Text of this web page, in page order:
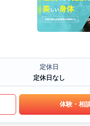
定休日
定休日なし
体験・相